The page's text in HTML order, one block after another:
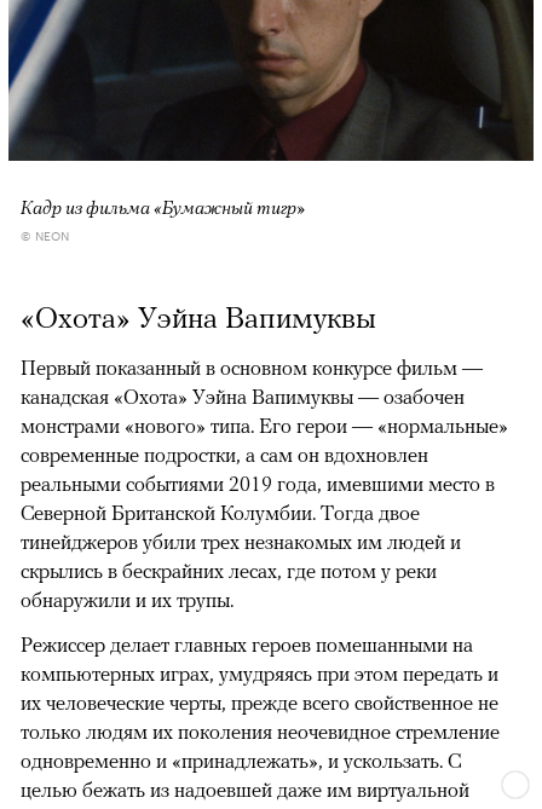
Кадр из фильма «Бумажный тигр»
© NEON
«Охота» Уэйна Вапимуквы
Первый показанный в основном конкурсе фильм —
канадская «Охота» Уэйна Вапимуквы — озабочен
монстрами «нового» типа. Его герои — «нормальные»
современные подростки, а сам он вдохновлен
реальными событиями 2019 года, имевшими место в
Северной Британской Колумбии. Тогда двое
тинейджеров убили трех незнакомых им людей и
скрылись в бескрайних лесах, где потом у реки
обнаружили и их трупы.
Режиссер делает главных героев помешанными на
компьютерных играх, умудряясь при этом передать и
их человеческие черты, прежде всего свойственное не
только людям их поколения неочевидное стремление
одновременно и «принадлежать», и ускользать. С
целью бежать из надоевшей даже им виртуальной